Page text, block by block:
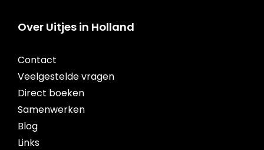
Over Uitjes in Holland
Contact
Veelgestelde vragen
Direct boeken
Samenwerken
Blog
Links